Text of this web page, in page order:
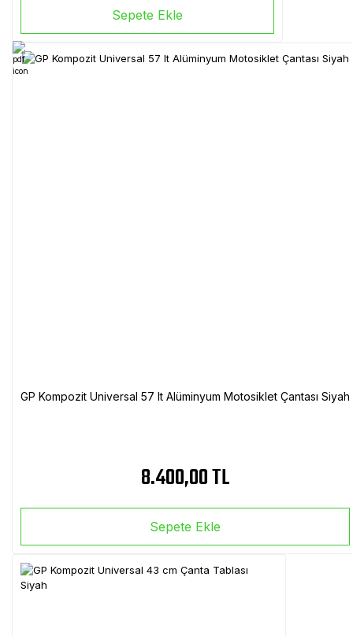
Sepete Ekle
GP Kompozit Universal 57 lt Alüminyum Motosiklet Çantası Siyah
8.400,00 TL
Sepete Ekle